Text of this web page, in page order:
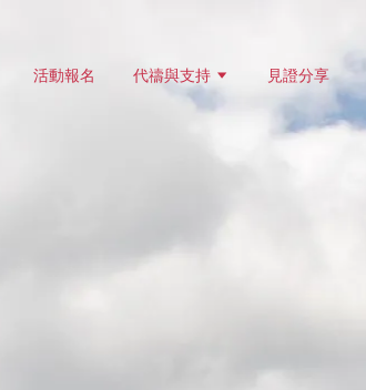
活動報名 代禱與支持 見證分享